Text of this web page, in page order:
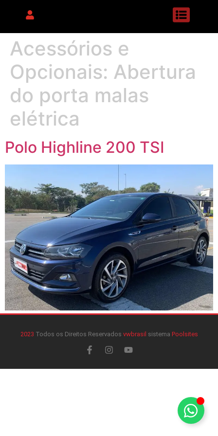
Acessórios e
Opcionais: Abertura
do porta malas
elétrica
Polo Highline 200 TSI
2023 Todos os Direitos Reservados vwbrasil sistema Poolsites